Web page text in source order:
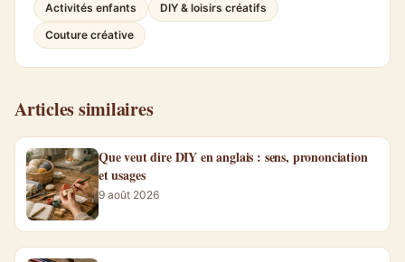
Activités enfants
DIY & loisirs créatifs
Couture créative
Articles similaires
Que veut dire DIY en anglais : sens, prononciation
et usages
9 août 2026